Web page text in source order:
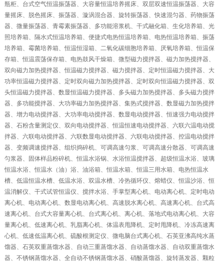
瓶柜、台式空气恒温振荡器、大容量恒温培养摇床、双层双速恒温振荡器、大容
量摇床、脱色摇床、振荡器、漩涡混合器、旋转振荡器、快速混匀器、药物振荡
器、微量振荡器、青霉素振荡器、多功能溶浆机、干式融化箱、生化培养箱、光
照培养箱、隔水式恒温培养箱、便捷式电热恒温培养箱、电热恒温培养箱、振荡
培养箱、霉菌培养箱、恒温恒湿箱、二氧化碳细胞培养箱、厌氧培养箱、恒温保
存箱、恒温震荡保存箱、电热鼓风干燥箱、微型磁力搅拌器、磁力加热搅拌器、
双向磁力加热搅拌器、恒温磁力搅拌器、磁力搅拌器、定时恒温磁力搅拌器、大
功率恒温磁力搅拌器、定时双向磁力加热搅拌器、定时双向恒温磁力搅拌器、双
头恒温磁力搅拌器、数显恒温磁力搅拌器、多头磁力加热搅拌器、多头磁力搅拌
器、多功能搅拌器、大功率磁力加热搅拌器、集热式搅拌器、数显磁力加热搅拌
器、增力电动搅拌器、大功率电动搅拌器、数显电动搅拌器、恒速强力电动搅拌
器、石粉含量测定仪、双向电动搅拌器、恒温恒速电动搅拌器、六联六温电动搅
拌器、六联电动搅拌器、六联数显电动搅拌器、六联电动搅拌器、控温电动搅拌
器、变频调速搅拌器、组织捣碎机、可调高速匀浆、可调高速分散器、可调高速
匀浆器、固体样品粉碎机、恒温水浴锅、水浴恒温搅拌器、超级恒温水浴、玻璃
恒温水浴、恒温水（油）浴、油浴箱、恒温水箱、恒温三用水箱、电热恒温水
槽、低温恒温水槽、低温水浴、双温水槽、冷热循环仪、熔蜡仪、恒温沙浴、恒
温消解仪、干式试管恒温仪、搅拌水浴、手掌型离心机、电动离心机、定时电动
离心机、电动离心机、数显电动离心机、高速脱水离心机、高速离心机、台式高
速离心机、台式大容量离心机、台式离心机、离心机、落地式电动离心机、大容
量离心机、低速离心机、乳脂离心机、体温表甩降机、定时甩降机、冷冻高速离
心机、低速低温离心机、硫酸根测定仪、微电脑台式离心机、石英亚沸高纯水蒸
馏器、石英双重蒸馏水器、自动三重蒸馏水器、自动蒸馏水器、自动双重蒸馏水
器、不锈钢蒸馏水器、全自动不锈钢蒸馏水器、硝酸蒸馏器、旋转蒸发器、颗粒